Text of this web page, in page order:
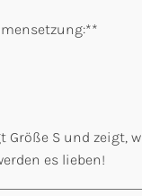
Größe S und zeigt,
es lieben!